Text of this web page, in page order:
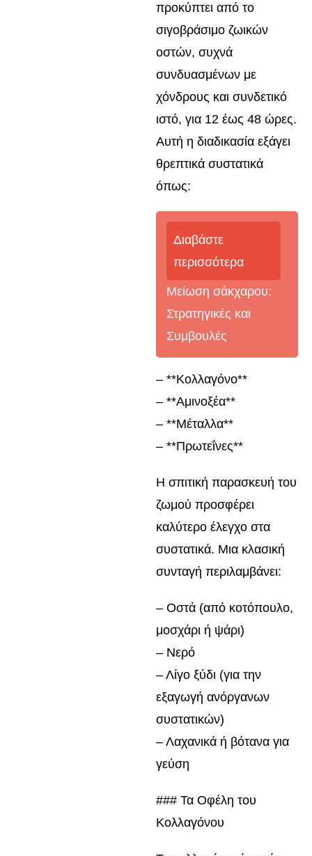
προκύπτει από το
σιγοβράσιμο ζωικών
οστών, συχνά
συνδυασμένων με
χόνδρους και συνδετικό
ιστό, για 12 έως 48 ώρες.
Αυτή η διαδικασία εξάγει
θρεπτικά συστατικά
όπως:
Διαβάστε
περισσότερα
Μείωση σάκχαρου:
Στρατηγικές και
Συμβουλές
– **Κολλαγόνο**
– **Αμινοξέα**
– **Μέταλλα**
– **Πρωτεΐνες**
Η σπιτική παρασκευή του
ζωμού προσφέρει
καλύτερο έλεγχο στα
συστατικά. Μια κλασική
συνταγή περιλαμβάνει:
– Οστά (από κοτόπουλο,
μοσχάρι ή ψάρι)
– Νερό
– Λίγο ξύδι (για την
εξαγωγή ανόργανων
συστατικών)
– Λαχανικά ή βότανα για
γεύση
### Τα Οφέλη του
Κολλαγόνου